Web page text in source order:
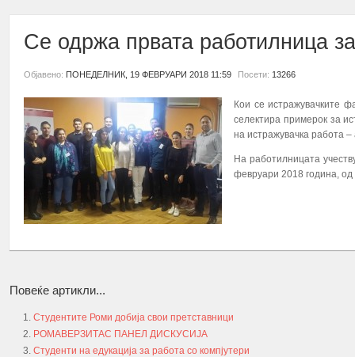
Се одржа првата работилница
Објавено: ПОНЕДЕЛНИК, 19 ФЕВРУАРИ 2018 11:59 Посети: 13266
Кои се истражувачките
селектира примерок за
на истражувачка работа
На работилницата
февруари 2018 година,
Повеќе артикли...
Студентите Роми добија свои претставници
РОМАВЕРЗИТАС ПАНЕЛ ДИСКУСИЈА
Студенти на едукација за работа со компјутери